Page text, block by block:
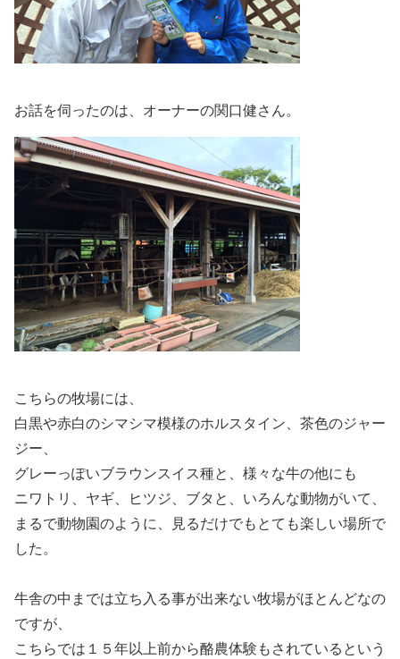
お話を伺ったのは、オーナーの関口健さん。
こちらの牧場には、
白黒や赤白のシマシマ模様のホルスタイン、茶色のジャー
ジー、
グレーっぽいブラウンスイス種と、様々な牛の他にも
ニワトリ、ヤギ、ヒツジ、ブタと、いろんな動物がいて、
まるで動物園のように、見るだけでもとても楽しい場所で
した。
牛舎の中までは立ち入る事が出来ない牧場がほとんどなの
ですが、
こちらでは１５年以上前から酪農体験もされているという